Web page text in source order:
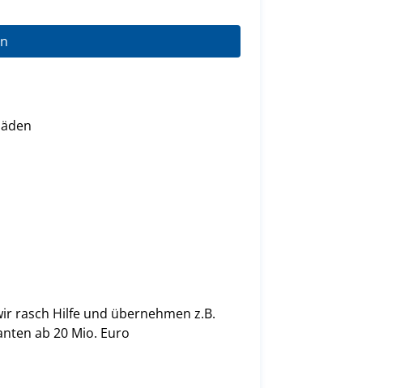
rasch Hilfe und übernehmen z.B.
ab 20 Mio. Euro